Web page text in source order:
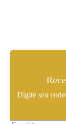
Digite seu